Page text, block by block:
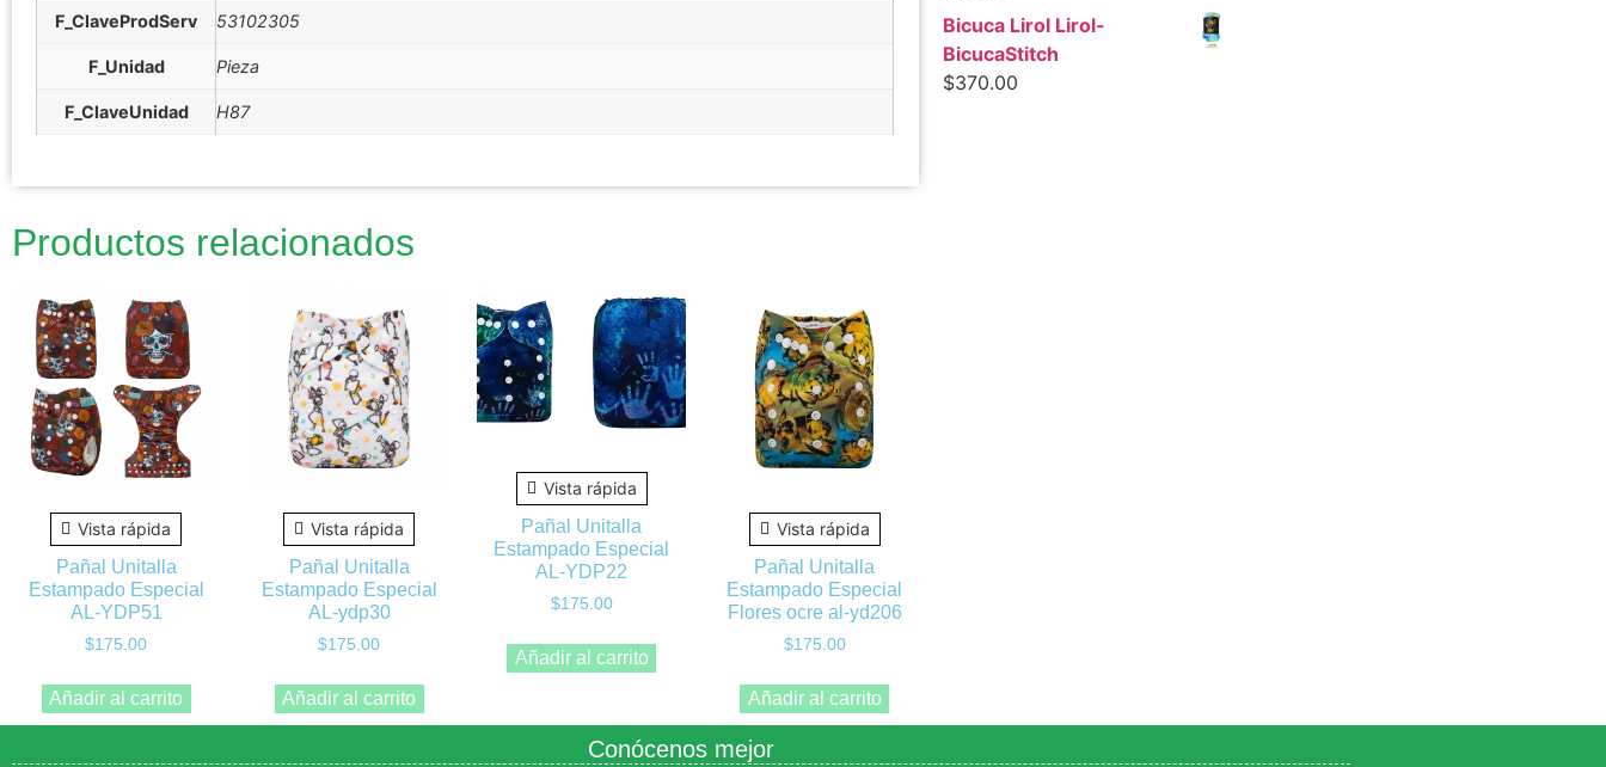
F_ClaveProdServ 53102305
F_Unidad Pieza
F_ClaveUnidad H87
Productos relacionados
Vista rápida
Pañal Unitalla
Estampado Especial
AL-YDP51
$175.00
Añadir al carrito
Vista rápida
Pañal Unitalla
Estampado Especial
AL-ydp30
$175.00
Añadir al carrito
Vista rápida
Pañal Unitalla
Estampado Especial
AL-YDP22
$175.00
Añadir al carrito
Vista rápida
Pañal Unitalla
Estampado Especial
Flores ocre al-yd206
$175.00
Añadir al carrito
Bicuca Lirol Lirol-
BicucaStitch
$370.00
Conócenos mejor